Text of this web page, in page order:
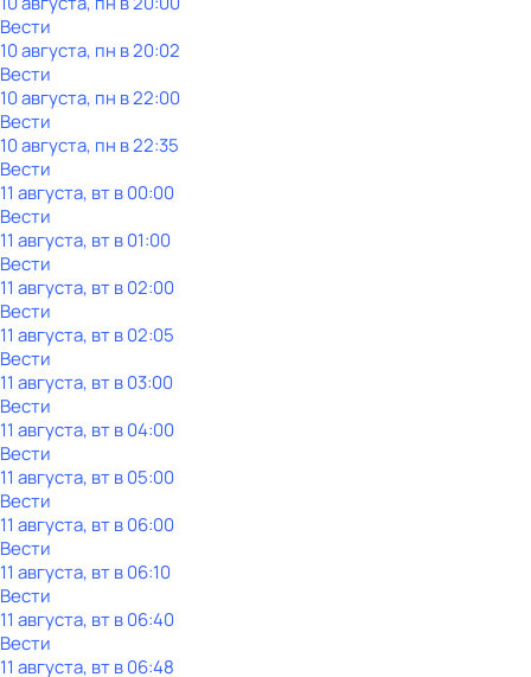
Вести
10 августа, пн в 20:02
Вести
10 августа, пн в 22:00
Вести
10 августа, пн в 22:35
Вести
11 августа, вт в 00:00
Вести
11 августа, вт в 01:00
Вести
11 августа, вт в 02:00
Вести
11 августа, вт в 02:05
Вести
11 августа, вт в 03:00
Вести
11 августа, вт в 04:00
Вести
11 августа, вт в 05:00
Вести
11 августа, вт в 06:00
Вести
11 августа, вт в 06:10
Вести
11 августа, вт в 06:40
Вести
11 августа, вт в 06:48